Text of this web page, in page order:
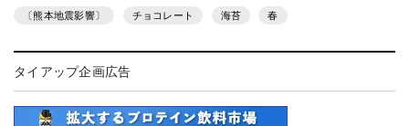
〔熊本地震影響〕 チョコレート 海苔 春
タイアップ企画広告